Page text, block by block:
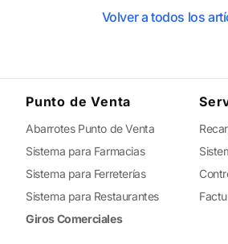
Volver a todos los
Punto de Venta
Abarrotes Punto de Venta
Sistema para Farmacias
Sistema para Ferreterías
Sistema para Restaurantes
Giros Comerciales